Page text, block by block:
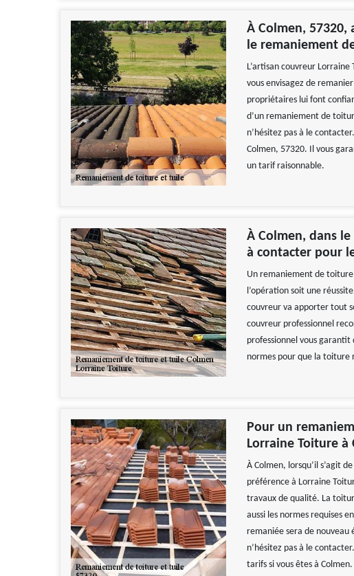
À Colmen, 57320,
le remaniement
L’artisan couvreur
vous envisagez de
propriétaires lui font
d’un remaniement de
n’hésitez pas à le
Colmen, 57320. Il vous
un tarif raisonnable.
À Colmen, dans
à contacter pour
Un remaniement de
l’opération soit une
couvreur va apporter tout
couvreur professionnel
professionnel vous garantit
normes pour que la toiture
Pour un
Lorraine Toiture à
À Colmen, lorsqu’il s’agit
préférence à Lorraine
travaux de qualité. La
aussi les normes requises
remaniée sera de
n’hésitez pas à le
tarifs si vous êtes à Colmen.